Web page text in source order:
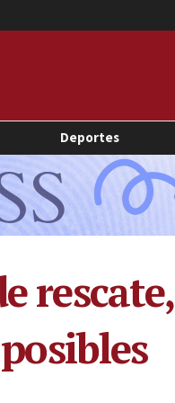
Deportes
rescate,